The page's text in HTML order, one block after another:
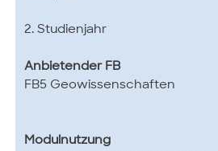
2. Studienjahr
Anbietender FB
FB5 Geowissenschaften
Modulnutzung